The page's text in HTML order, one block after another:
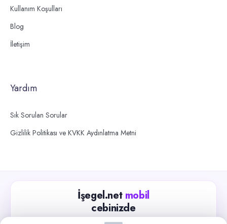
Kullanım Koşulları
Blog
İletişim
Yardım
Sık Sorulan Sorular
Gizlilik Politikası ve KVKK Aydınlatma Metni
İşegel.net mobil
cebinizde